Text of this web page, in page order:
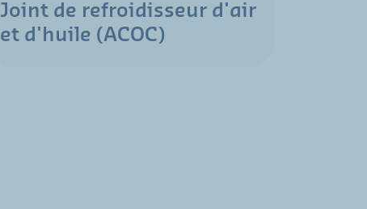
Joint de refroidisseur d'air
et d'huile (ACOC)